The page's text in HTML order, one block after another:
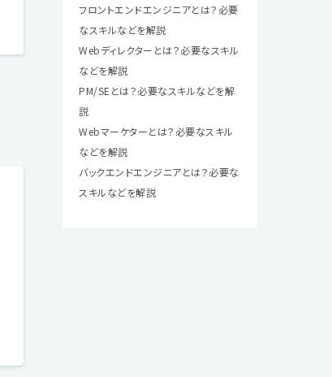
フロントエンドエンジニアとは？必要
なスキルなどを解説
Webディレクターとは？必要なスキル
などを解説
PM/SEとは？必要なスキルなどを解
説
Webマーケターとは？必要なスキル
などを解説
バックエンドエンジニアとは？必要な
スキルなどを解説